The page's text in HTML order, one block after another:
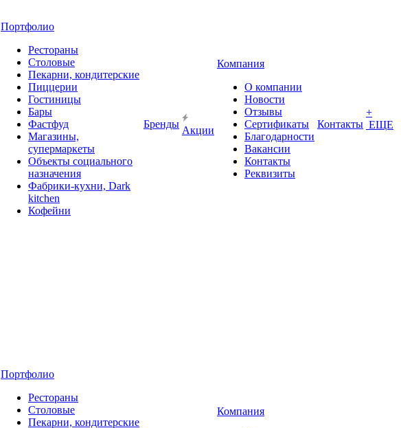
Портфолио
Рестораны
Столовые
Пекарни, кондитерские
Пиццерии
Гостиницы
Бары
Фастфуд
Магазины,
супермаркеты
Объекты социального
назначения
Фабрики-кухни, Dark
kitchen
Кофейни
Бренды
Акции
Компания
О компании
Новости
Отзывы
Сертификаты
Благодарности
Вакансии
Контакты
Реквизиты
Контакты
+
ЕЩЕ
Портфолио
Рестораны
Столовые
Пекарни, кондитерские
Компания